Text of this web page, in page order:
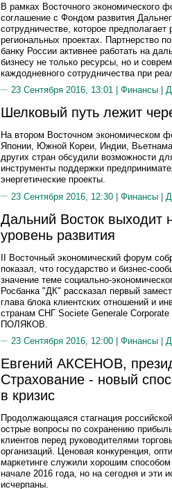
В рамках Восточного экономического
соглашение с Фондом развития
сотрудничестве, которое
региональных проектах. Партнерство
банку России активнее работать на
бизнесу не только ресурсы, но и
каждодневного сотрудничества при
23 Сентября 2016, 13:01 | Финансы
Шелковый путь лежит
На втором Восточном экономическом
Японии, Южной Кореи, Индии,
других стран обсудили возможности
инструменты поддержки
энергетические проекты.
23 Сентября 2016, 12:30 | Финансы |
Дальний Восток выходит
уровень развития
II Восточный экономический форум
показал, что государство и бизнес-
значение теме социально-
Росбанка "ДК" рассказал первый
глава блока клиентских отношений и
странам СНГ Societe Generale
ПОЛЯКОВ.
23 Сентября 2016, 12:00 | Финансы
Евгений АКСЕНОВ,
Страхование - новый
в кризис
Продолжающаяся стагнация
острые вопросы по сохранению
клиентов перед руководителями
организаций. Ценовая конкуренция,
маркетинге служили хорошим
начале 2016 года, но на сегодня и эти
исчерпаны.